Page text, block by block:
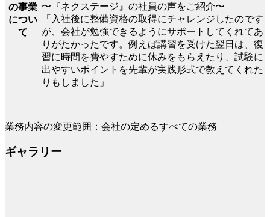
の事業
につい
て
〜『ネクステージ』の社員の声をご紹介〜
「入社後に整備資格の取得にチャレンジしたのです
が、会社が勉強できるようにサポートしてくれてあ
りがたかったです。例えば講習を受けた翌日は、復
習に時間を費やすために休みをもらえたり、試験に
出やすいポイントを先輩が実践形式で教えてくれた
りもしました」
業務内容の変更範囲：会社の定めるすべての業務
ギャラリー